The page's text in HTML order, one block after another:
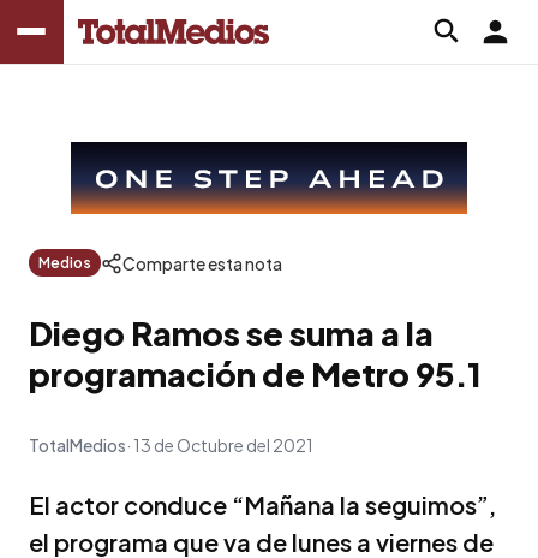
Medios Comparte esta nota
Diego Ramos se suma a la
programación de Metro 95.1
TotalMedios 13 de Octubre del 2021
El actor conduce “Mañana la seguimos”,
el programa que va de lunes a viernes de